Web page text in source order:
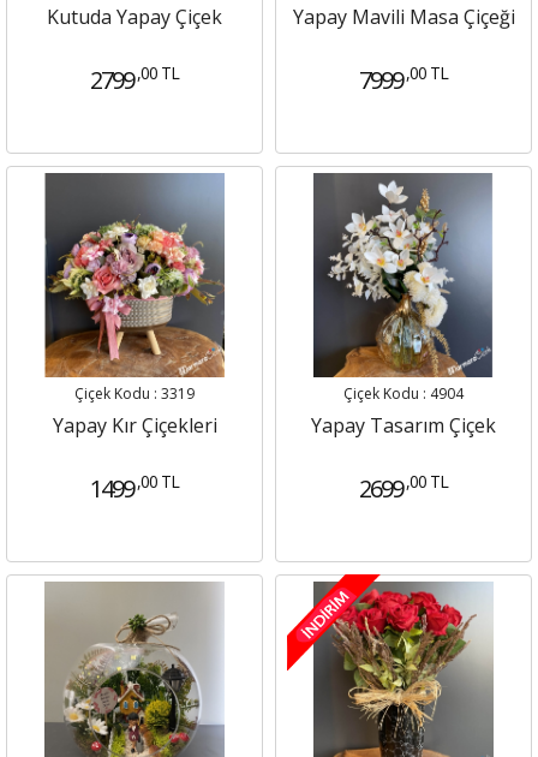
Kutuda Yapay Çiçek
2799 ,00 TL
Yapay Mavili Masa Çiçeği
7999 ,00 TL
Çiçek Kodu : 3319
Yapay Kır Çiçekleri
1499 ,00 TL
Çiçek Kodu : 4904
Yapay Tasarım Çiçek
2699 ,00 TL